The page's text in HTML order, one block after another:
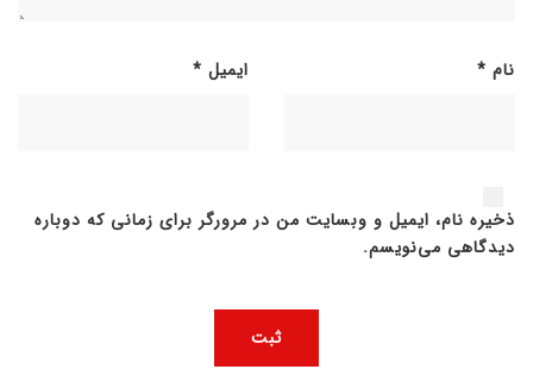
نام * ایمیل *
ذخیره نام، ایمیل و وبسایت من در مرورگر برای زمانی که دوباره
دیدگاهی می‌نویسم.